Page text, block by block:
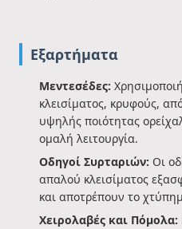
Εξαρτήματα
Μεντεσέδες:
κλεισίματος, κρυφούς,
υψηλής ποιότητας
ομαλή λειτουργία.
Οδηγοί Συρταριών: Οι
απαλού κλεισίματος
και αποτρέπουν το
Χειρολαβές και Πόμολα: